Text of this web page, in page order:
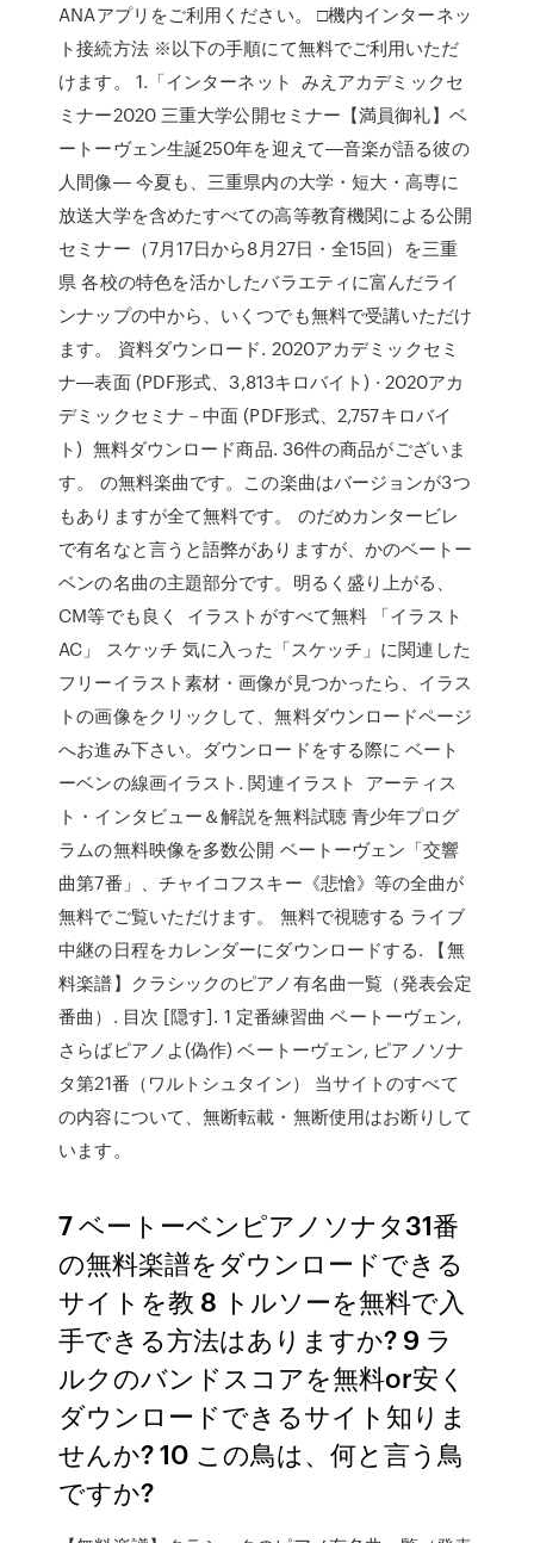
ANAアプリをご利用ください。 □機内インターネッ
ト接続方法 ※以下の手順にて無料でご利用いただ
けます。 1.「インターネット みえアカデミックセ
ミナー2020 三重大学公開セミナー【満員御礼】ベ
ートーヴェン生誕250年を迎えて―音楽が語る彼の
人間像― 今夏も、三重県内の大学・短大・高専に
放送大学を含めたすべての高等教育機関による公開
セミナー（7月17日から8月27日・全15回）を三重
県 各校の特色を活かしたバラエティに富んだライ
ンナップの中から、いくつでも無料で受講いただけ
ます。 資料ダウンロード. 2020アカデミックセミ
ナ―表面 (PDF形式、3,813キロバイト) · 2020アカ
デミックセミナ－中面 (PDF形式、2,757キロバイ
ト) 無料ダウンロード商品. 36件の商品がございま
す。 の無料楽曲です。この楽曲はバージョンが3つ
もありますが全て無料です。 のだめカンタービレ
で有名なと言うと語弊がありますが、かのベートー
ベンの名曲の主題部分です。明るく盛り上がる、
CM等でも良く イラストがすべて無料 「イラスト
AC」 スケッチ 気に入った「スケッチ」に関連した
フリーイラスト素材・画像が見つかったら、イラス
トの画像をクリックして、無料ダウンロードページ
へお進み下さい。ダウンロードをする際に ベート
ーベンの線画イラスト. 関連イラスト アーティス
ト・インタビュー＆解説を無料試聴 青少年プログ
ラムの無料映像を多数公開 ベートーヴェン「交響
曲第7番」、チャイコフスキー《悲愴》等の全曲が
無料でご覧いただけます。 無料で視聴する ライブ
中継の日程をカレンダーにダウンロードする. 【無
料楽譜】クラシックのピアノ有名曲一覧（発表会定
番曲）. 目次 [隠す]. 1 定番練習曲 ベートーヴェン,
さらばピアノよ(偽作) ベートーヴェン, ピアノソナ
タ第21番（ワルトシュタイン） 当サイトのすべて
の内容について、無断転載・無断使用はお断りして
います。
7 ベートーベンピアノソナタ31番
の無料楽譜をダウンロードできる
サイトを教 8 トルソーを無料で入
手できる方法はありますか? 9 ラ
ルクのバンドスコアを無料or安く
ダウンロードできるサイト知りま
せんか? 10 この鳥は、何と言う鳥
ですか?